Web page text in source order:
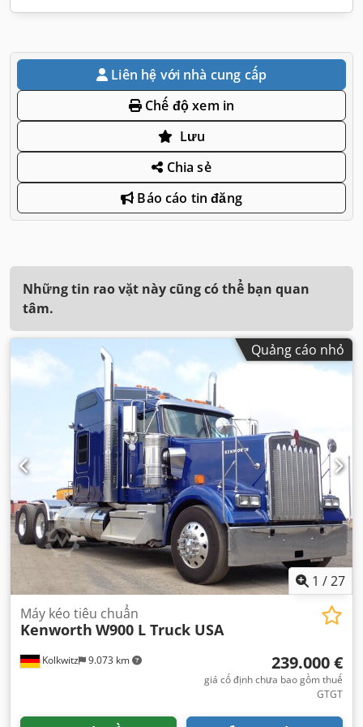
Liên hệ với nhà cung cấp
Chế độ xem in
Lưu
Chia sẻ
Báo cáo tin đăng
Những tin rao vặt này cũng có thể bạn quan
tâm.
Quảng cáo nhỏ
1 /27
Kolkwitz 9.073 km
Máy kéo tiêu chuẩn
Kenworth W900 L Truck USA
239.000 €
giá cố định chưa bao gồm thuế
GTGT